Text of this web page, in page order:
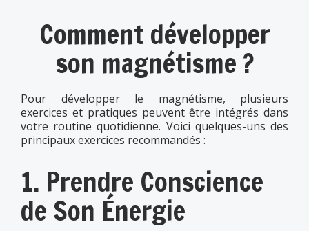
Comment développer
son magnétisme ?
Pour développer le magnétisme, plusieurs
exercices et pratiques peuvent être intégrés dans
votre routine quotidienne. Voici quelques-uns des
principaux exercices recommandés :
1. Prendre Conscience
de Son Énergie